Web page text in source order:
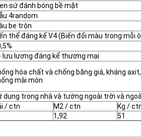
sứ đánh bóng bề mặt
4random
be trộn
thể đáng kể V4 (Biến đổi màu trong mỗi
lưu lượng đáng kể thương mại
hóa chất và chống băng giá, kháng
mài mòn
dụng trong nhà và tường ngoài trời và
/ ctn M2 / ctn Kg /
1,92 51